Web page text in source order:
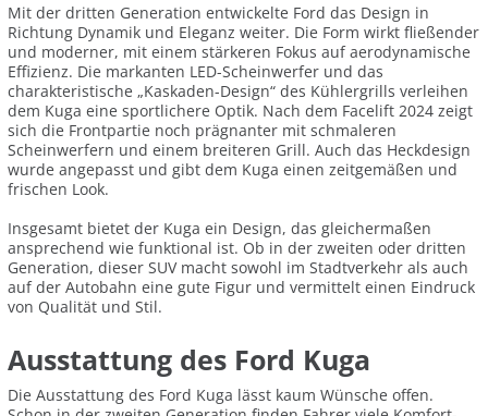
Mit der dritten Generation entwickelte Ford das Design in
Richtung Dynamik und Eleganz weiter. Die Form wirkt fließender
und moderner, mit einem stärkeren Fokus auf aerodynamische
Effizienz. Die markanten LED-Scheinwerfer und das
charakteristische „Kaskaden-Design“ des Kühlergrills verleihen
dem Kuga eine sportlichere Optik. Nach dem Facelift 2024 zeigt
sich die Frontpartie noch prägnanter mit schmaleren
Scheinwerfern und einem breiteren Grill. Auch das Heckdesign
wurde angepasst und gibt dem Kuga einen zeitgemäßen und
frischen Look.
Insgesamt bietet der Kuga ein Design, das gleichermaßen
ansprechend wie funktional ist. Ob in der zweiten oder dritten
Generation, dieser SUV macht sowohl im Stadtverkehr als auch
auf der Autobahn eine gute Figur und vermittelt einen Eindruck
von Qualität und Stil.
Ausstattung des Ford Kuga
Die Ausstattung des Ford Kuga lässt kaum Wünsche offen.